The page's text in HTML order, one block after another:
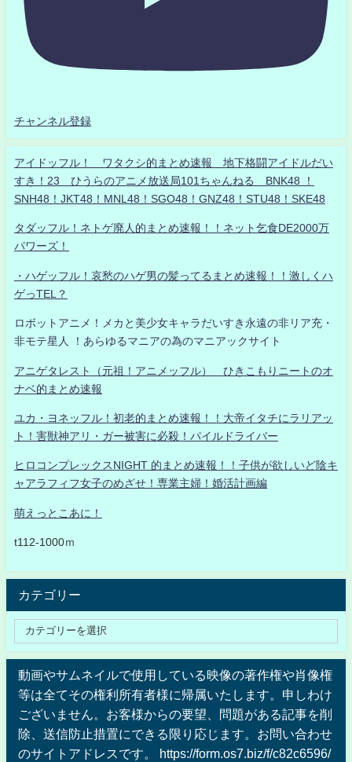
チャンネル登録
アイドッフル！ ワタクシ的まとめ速報 地下格闘アイドルだい
すき！23 ひうらのアニメ放送局101ちゃんねる BNK48 ！
SNH48！JKT48！MNL48！SGO48！GNZ48！STU48！SKE48
タダッフル！ネトゲ廃人的まとめ速報！！ネット乞食DE2000万
パワーズ！
・ハゲッフル！哀愁のハゲ男の髪ってるまとめ速報！！激しくハ
ゲっTEL？
ロボットアニメ！メカと美少女キャラだいすき永遠の非リア充・
非モテ星人 ！あらゆるマニアの為のマニアックサイト
アニゲタレスト（元祖！アニメッフル） ひきこもりニートのオ
ナベ的まとめ速報
ユカ・ヨネッフル！初老的まとめ速報！！大帝イタチにラリアッ
ト！害獣神アリ・ガー被害に必殺！パイルドライバー
ヒロコンプレックスNIGHT 的まとめ速報！！子供が欲しいど陰キ
ャアラフィフ女子のめざせ！専業主婦！婚活計画編
萌えっとこあに！
t112-1000ｍ
カテゴリー
動画やサムネイルで使用している映像の著作権や肖像権
等は全てその権利所有者様に帰属いたします。申しわけ
ございません。お客様からの要望、問題がある記事を削
除、送信防止措置にできる限り応じます。お問い合わせ
のサイトアドレスです。 https://form.os7.biz/f/c82c6596/